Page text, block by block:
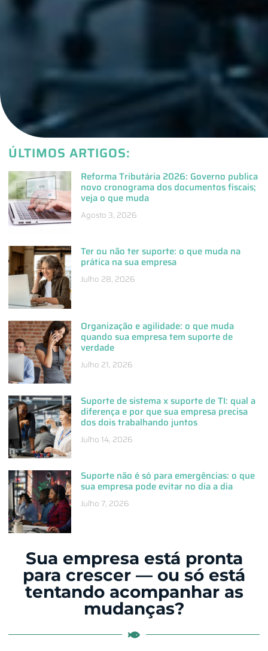
Sua empresa está pronta
para crescer — ou só está
tentando acompanhar as
mudanças?
ÚLTIMOS ARTIGOS:
Reforma Tributária 2026: Governo publica
novo cronograma dos documentos fiscais;
veja o que muda
Agosto 3, 2026
Ter ou não ter suporte: o que muda na
prática na sua empresa
Julho 28, 2026
Organização e agilidade: o que muda
quando sua empresa tem suporte de
verdade
Julho 21, 2026
Suporte de sistema x suporte de TI: qual a
diferença e por que sua empresa precisa
dos dois trabalhando juntos
Julho 14, 2026
Suporte não é só para emergências: o que
sua empresa pode evitar no dia a dia
Julho 7, 2026